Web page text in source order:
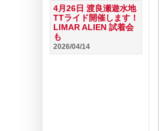
4月26日 渡良瀬遊水地
TTライド開催します！
LIMAR ALIEN 試着会
も
2026/04/14